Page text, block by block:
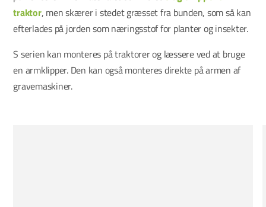
traktor, men skærer i stedet græsset fra bunden, som så kan
efterlades på jorden som næringsstof for planter og insekter.
S serien kan monteres på traktorer og læssere ved at bruge
en armklipper. Den kan også monteres direkte på armen af
gravemaskiner.